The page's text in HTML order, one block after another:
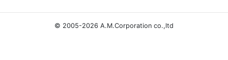
© 2005-2026 A.M.Corporation co.,ltd